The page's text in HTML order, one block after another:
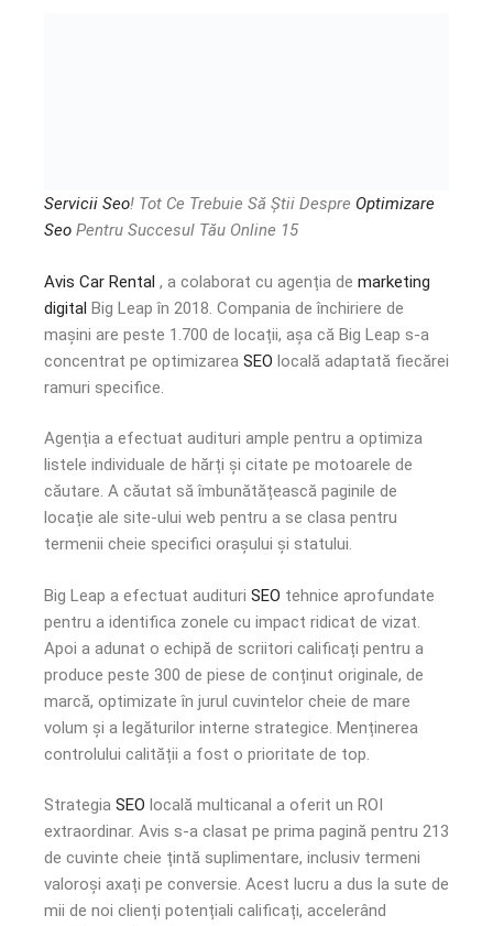
Servicii Seo! Tot Ce Trebuie Să Știi Despre Optimizare
Seo Pentru Succesul Tău Online 15
Avis Car Rental , a colaborat cu agenția de marketing
digital Big Leap în 2018. Compania de închiriere de
mașini are peste 1.700 de locații, așa că Big Leap s-a
concentrat pe optimizarea SEO locală adaptată fiecărei
ramuri specifice.
Agenția a efectuat audituri ample pentru a optimiza
listele individuale de hărți și citate pe motoarele de
căutare. A căutat să îmbunătățească paginile de
locație ale site-ului web pentru a se clasa pentru
termenii cheie specifici orașului și statului.
Big Leap a efectuat audituri SEO tehnice aprofundate
pentru a identifica zonele cu impact ridicat de vizat.
Apoi a adunat o echipă de scriitori calificați pentru a
produce peste 300 de piese de conținut originale, de
marcă, optimizate în jurul cuvintelor cheie de mare
volum și a legăturilor interne strategice. Menținerea
controlului calității a fost o prioritate de top.
Strategia SEO locală multicanal a oferit un ROI
extraordinar. Avis s-a clasat pe prima pagină pentru 213
de cuvinte cheie țintă suplimentare, inclusiv termeni
valoroși axați pe conversie. Acest lucru a dus la sute de
mii de noi clienți potențiali calificați, accelerând